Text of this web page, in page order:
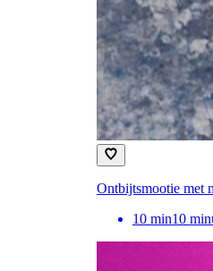
Ontbijtsmootie met
10 min10